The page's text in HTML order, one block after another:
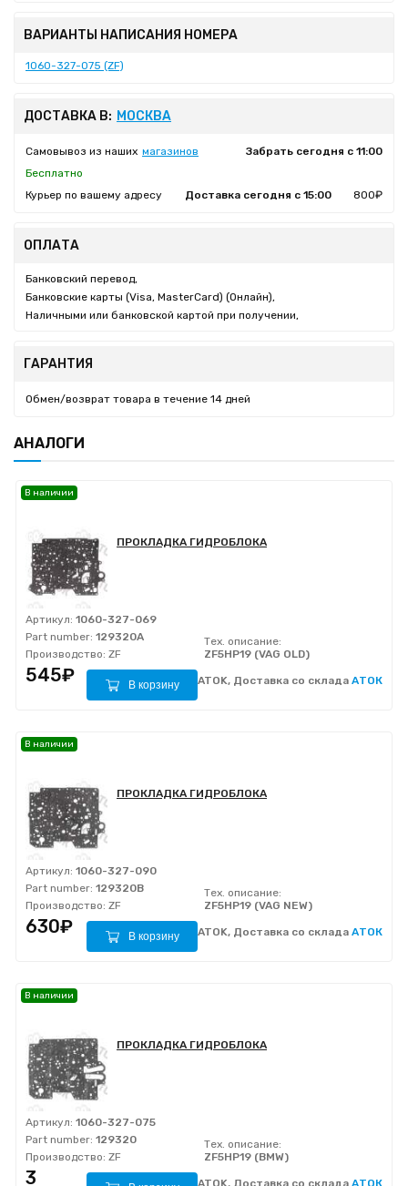
ВАРИАНТЫ НАПИСАНИЯ НОМЕРА
1060-327-075 (ZF)
ДОСТАВКА В: МОСКВА
Самовывоз из наших магазинов
Забрать сегодня с 11:00
Бесплатно
Курьер по вашему адресу
Доставка сегодня с 15:00 800₽
ОПЛАТА
Банковский перевод,
Банковские карты (Visa, MasterCard) (Онлайн),
Наличными или банковской картой при получении,
ГАРАНТИЯ
Обмен/возврат товара в течение 14 дней
АНАЛОГИ
ПРОКЛАДКА ГИДРОБЛОКА
Артикул: 1060-327-069
Part number: 129320A
Производство: ZF
Тех. описание:
ZF5HP19 (VAG OLD)
В наличии
545₽ В корзину ATOK, Доставка со склада АТОК
ПРОКЛАДКА ГИДРОБЛОКА
Артикул: 1060-327-090
Part number: 129320B
Производство: ZF
Тех. описание:
ZF5HP19 (VAG NEW)
В наличии
630₽ В корзину ATOK, Доставка со склада АТОК
ПРОКЛАДКА ГИДРОБЛОКА
Артикул: 1060-327-075
Part number: 129320
Производство: ZF
Тех. описание:
ZF5HP19 (BMW)
В наличии
3
ATOK, Доставка со склада АТОК